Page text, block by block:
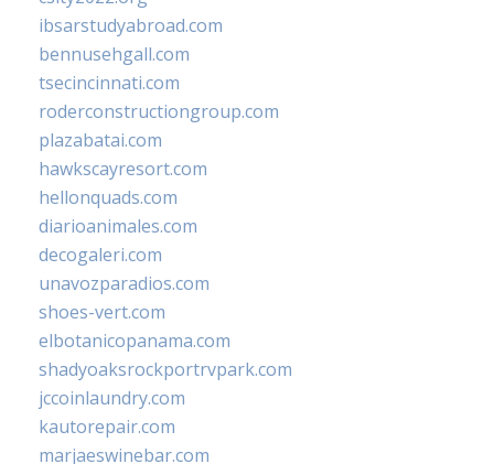
ibsarstudyabroad.com
bennusehgall.com
tsecincinnati.com
roderconstructiongroup.com
plazabatai.com
hawkscayresort.com
hellonquads.com
diarioanimales.com
decogaleri.com
unavozparadios.com
shoes-vert.com
elbotanicopanama.com
shadyoaksrockportrvpark.com
jccoinlaundry.com
kautorepair.com
marjaeswinebar.com